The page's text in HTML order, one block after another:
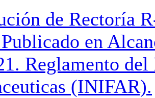
de Rectoría
en
Reglamento
(INIFAR).